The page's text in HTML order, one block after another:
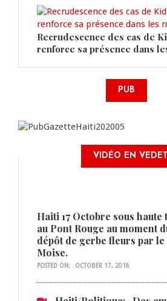
Recrudescence des cas de
renforce sa présence dans
PUB
VIDÉO EN
Haiti 17 Octobre sous
au Pont Rouge au moment
dépôt de gerbe fleurs par
Moise.
POSTED ON: OCTOBER 17, 2018